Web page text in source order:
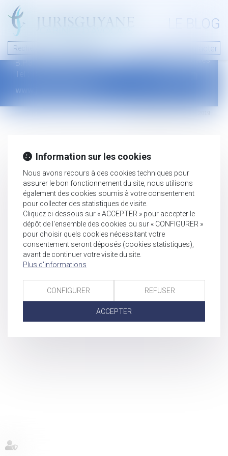
LE BLOG
Nous contacter
46 avenue de la liberté
B.P.315 - 97327 Cayenne Cedex
Tel : +594 594 29 45 35
www.jurisguyane.com
Mentions légales
Information sur les cookies
Nous avons recours à des cookies techniques pour
assurer le bon fonctionnement du site, nous utilisons
également des cookies soumis à votre consentement
pour collecter des statistiques de visite.
Cliquez ci-dessous sur « ACCEPTER » pour accepter le
dépôt de l'ensemble des cookies ou sur « CONFIGURER »
pour choisir quels cookies nécessitant votre
consentement seront déposés (cookies statistiques),
avant de continuer votre visite du site.
Plus d'informations
CONFIGURER REFUSER
ACCEPTER